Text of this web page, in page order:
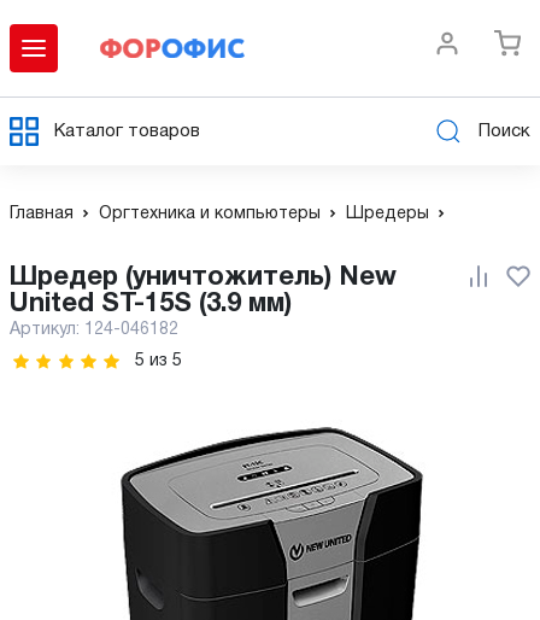
Каталог товаров Поиск
Главная Оргтехника и компьютеры Шредеры
Шредер (уничтожитель) New
United ST-15S (3.9 мм)
Артикул: 124-046182
5 из 5